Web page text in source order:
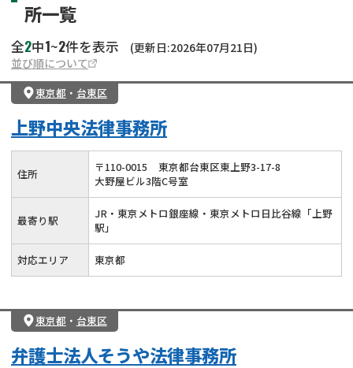
所一覧
全2中1~2件を表示
(更新日:2026年07月21日)
並び順について
東京都 ・ 台東区
上野中央法律事務所
住所 〒110-0015
東京都台東区東上野3-17-8
大野屋ビル3階C号室
最寄り駅
JR・東京メトロ銀座線・東京メトロ日比谷線「上野
駅」
対応エリア 東京都
東京都 ・ 台東区
弁護士法人そうや法律事務所